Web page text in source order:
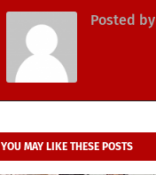
Posted by
YOU MAY LIKE THESE POSTS